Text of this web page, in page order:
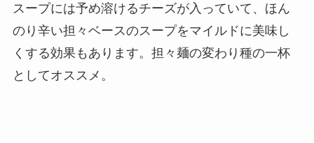
スープには予め溶けるチーズが入っていて、ほん
のり辛い担々ベースのスープをマイルドに美味し
くする効果もあります。担々麺の変わり種の一杯
としてオススメ。